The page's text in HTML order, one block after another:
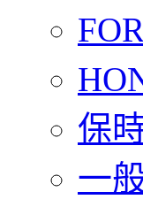
保
一